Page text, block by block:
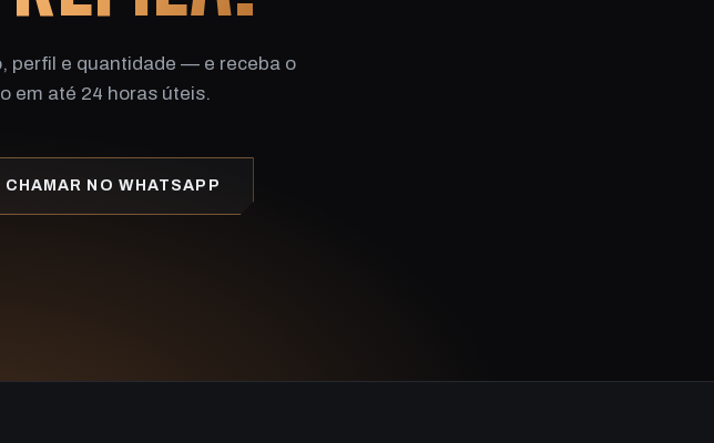
perfil e quantidade — e receba o
em até 24 horas úteis.
CHAMAR NO WHATSAPP